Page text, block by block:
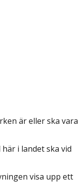
är eller ska vara
i landet ska vid
visa upp ett